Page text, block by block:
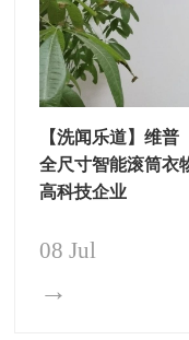
【洗闻乐道】维普
全尺寸智能滚筒衣
高科技企业
08 Jul
→